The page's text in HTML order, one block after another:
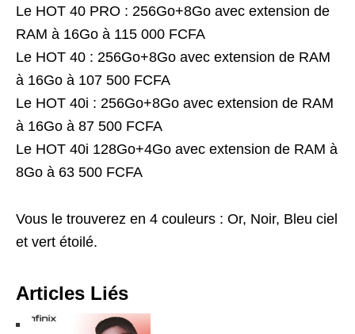
Le HOT 40 PRO : 256Go+8Go avec extension de
RAM à 16Go à 115 000 FCFA
Le HOT 40 : 256Go+8Go avec extension de RAM
à 16Go à 107 500 FCFA
Le HOT 40i : 256Go+8Go avec extension de RAM
à 16Go à 87 500 FCFA
Le HOT 40i 128Go+4Go avec extension de RAM à
8Go à 63 500 FCFA
Vous le trouverez en 4 couleurs : Or, Noir, Bleu ciel
et vert étoilé.
Articles Liés